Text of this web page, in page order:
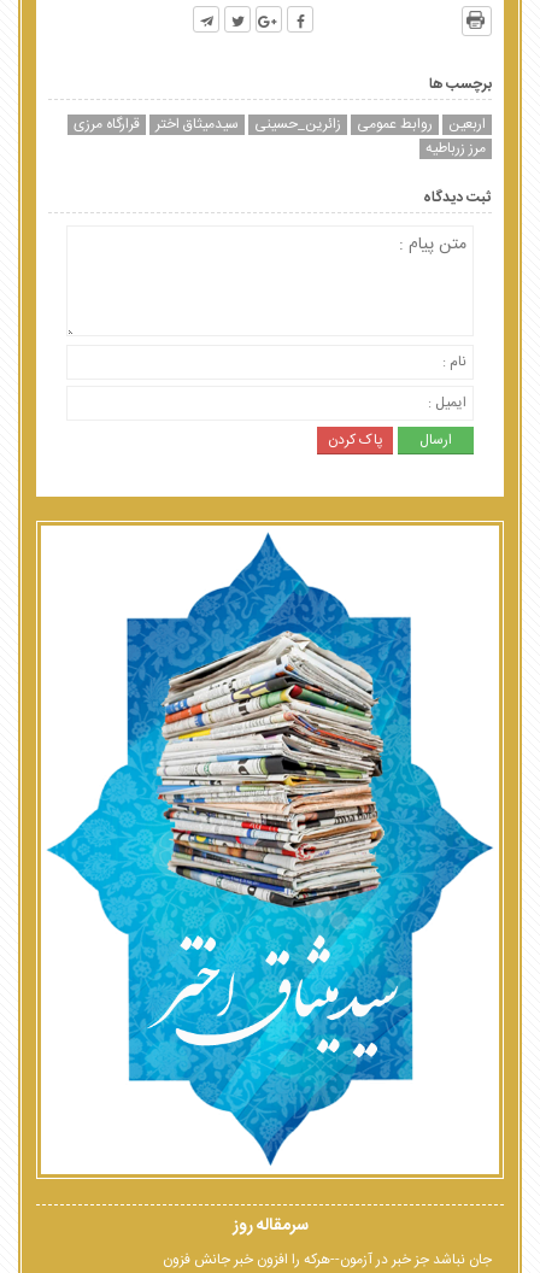
برچسب ها
اربعین
روابط عمومی زائرین_حسینی سیدمیثاق اختر
قرارگاه مرزی
مرز زرباطیه
ثبت دیدگاه
سرمقاله روز
جان نباشد جز خبر در آزمون--هرکه را افزون خبر جانش فزون